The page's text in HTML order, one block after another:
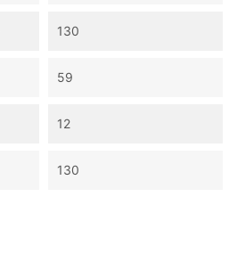
130
59
12
130